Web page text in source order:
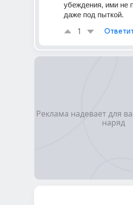
убеждения, ими не
даже под пыткой.
1